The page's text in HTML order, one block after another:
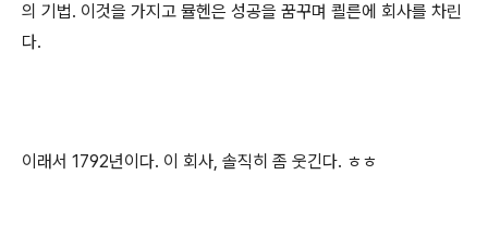
의 기법. 이것을 가지고 뮬헨은 성공을 꿈꾸며 쾰른에 회사를 차린
다.
이래서 1792년이다. 이 회사, 솔직히 좀 웃긴다. ㅎㅎ